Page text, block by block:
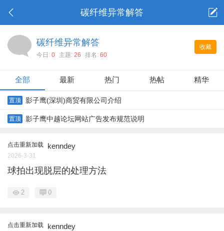
碳纤维异常解答
收藏
碳纤维异常解答
今日: 0 主题: 26 排名: 60
全部 最新 热门 热帖 精华
置顶 影子鹰(深圳)商贸有限公司介绍
置顶 影子鹰中越论坛网站广告发布规范说明
点击重新加载 kenndey
2026-3-31
球拍出现脱层的处理方法
2 0
点击重新加载 kenndey